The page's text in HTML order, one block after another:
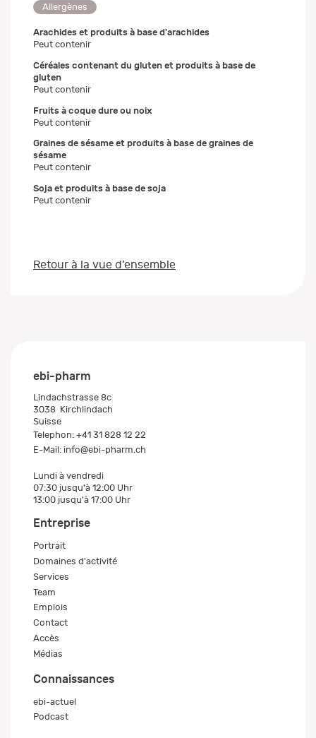
Allergènes
Arachides et produits à base d'arachides
Peut contenir
Céréales contenant du gluten et produits à base de
gluten
Peut contenir
Fruits à coque dure ou noix
Peut contenir
Graines de sésame et produits à base de graines de
sésame
Peut contenir
Soja et produits à base de soja
Peut contenir
Retour à la vue d’ensemble
ebi-pharm
Lindachstrasse 8c
3038 Kirchlindach
Suisse
Telephon: +41 31 828 12 22
E-Mail: info@ebi-pharm.ch
Lundi à vendredi
07:30 jusqu'à 12:00 Uhr
13:00 jusqu'à 17:00 Uhr
Entreprise
Portrait
Domaines d'activité
Services
Team
Emplois
Contact
Accès
Médias
Connaissances
ebi-actuel
Podcast